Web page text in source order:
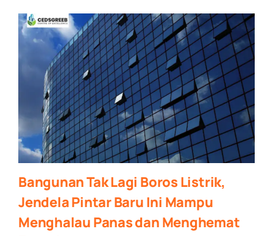
Bangunan Tak Lagi Boros Listrik,
Jendela Pintar Baru Ini Mampu
Menghalau Panas dan Menghemat